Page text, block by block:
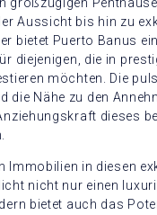
großzügigen
Aussicht bis hin zu
bietet Puerto Banus
diejenigen, die in
möchten. Die
die Nähe zu den
dieses
Immobilien in diesen
nicht nur einen
bietet auch das